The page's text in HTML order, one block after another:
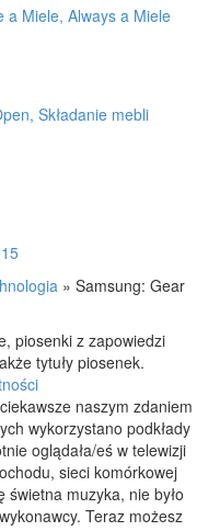
a Miele, Always a Miele
Składanie mebli
» Samsung: Gear
piosenki z zapowiedzi
tytuły piosenek.
naszym zdaniem
wykorzystano podkłady
oglądała/eś w telewizji
sieci komórkowej
świetna muzyka, nie było
Teraz możesz